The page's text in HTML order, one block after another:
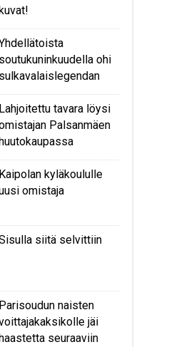
kuvat!
soutukuninkuudella ohi
sulkavalaislegendan
Lahjoitettu tavara löysi
Palsanmäen
huutokaupassa
Kaipolan kyläkoululle
omistaja
siitä selvittiin
Parisoudun naisten
jäi
haastetta seuraaviin